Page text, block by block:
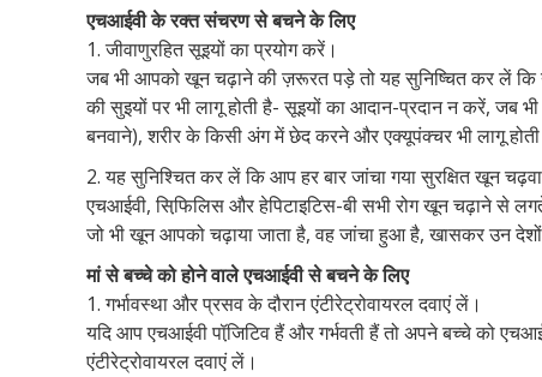
एचआईवी के रक्त संचरण से बचने के लिए
1. जीवाणुरहित सूइयों का प्रयोग करें।
जब भी आपको खून चढ़ाने की ज़रूरत पड़े तो यह सुनिष्चित कर लें कि
की सुइयों पर भी लागू होती है- सूइयों का आदान-प्रदान न करें, जब
बनवाने), शरीर के किसी अंग में छेद करने और एक्यूपंक्चर भी लागू
2. यह सुनिश्चित कर लें कि आप हर बार जांचा गया सुरक्षित खून
एचआईवी, सिफि़लिस और हेपिटाइटिस-बी सभी रोग खून चढ़ाने से
जो भी खून आपको चढ़ाया जाता है, वह जांचा हुआ है, खासकर उन
मां से बच्चे को होने वाले एचआईवी से बचने के लिए
1. गर्भावस्था और प्रसव के दौरान एंटीरेट्रोवायरल दवाएं लें।
यदि आप एचआईवी पॉजि़टिव हैं और गर्भवती हैं तो अपने बच्चे को
एंटीरेट्रोवायरल दवाएं लें।